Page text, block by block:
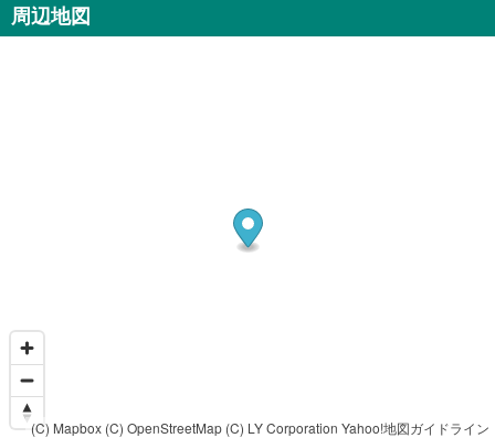
周辺地図
(C) Mapbox (C) OpenStreetMap (C) LY Corporation Yahoo!地図ガイドライン